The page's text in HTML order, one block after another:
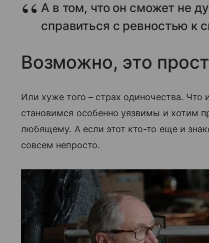
А в том, что он сможет не
справиться с ревностью к
Возможно, это
Или хуже того – страх одиночества. Что
становимся особенно уязвимы и хотим
любящему. А если этот кто-то еще и
совсем непросто.